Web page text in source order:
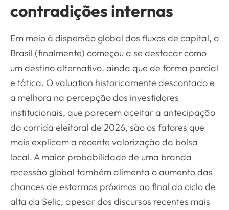
contradições internas
Em meio à dispersão global dos fluxos de capital, o
Brasil (finalmente) começou a se destacar como
um destino alternativo, ainda que de forma parcial
e tática. O valuation historicamente descontado e
a melhora na percepção dos investidores
institucionais, que parecem aceitar a antecipação
da corrida eleitoral de 2026, são os fatores que
mais explicam a recente valorização da bolsa
local. A maior probabilidade de uma branda
recessão global também alimenta o aumento das
chances de estarmos próximos ao final do ciclo de
alta da Selic, apesar dos discursos recentes mais